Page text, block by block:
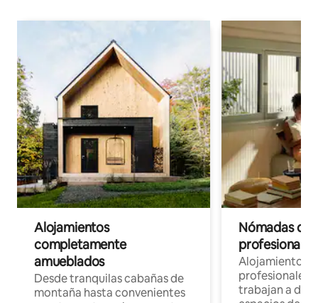
Alojamientos
completamente
amueblados
Desde tranquilas cabañas de
montaña hasta convenientes
Nómadas
Alojamientos
profesionales
trabajan a